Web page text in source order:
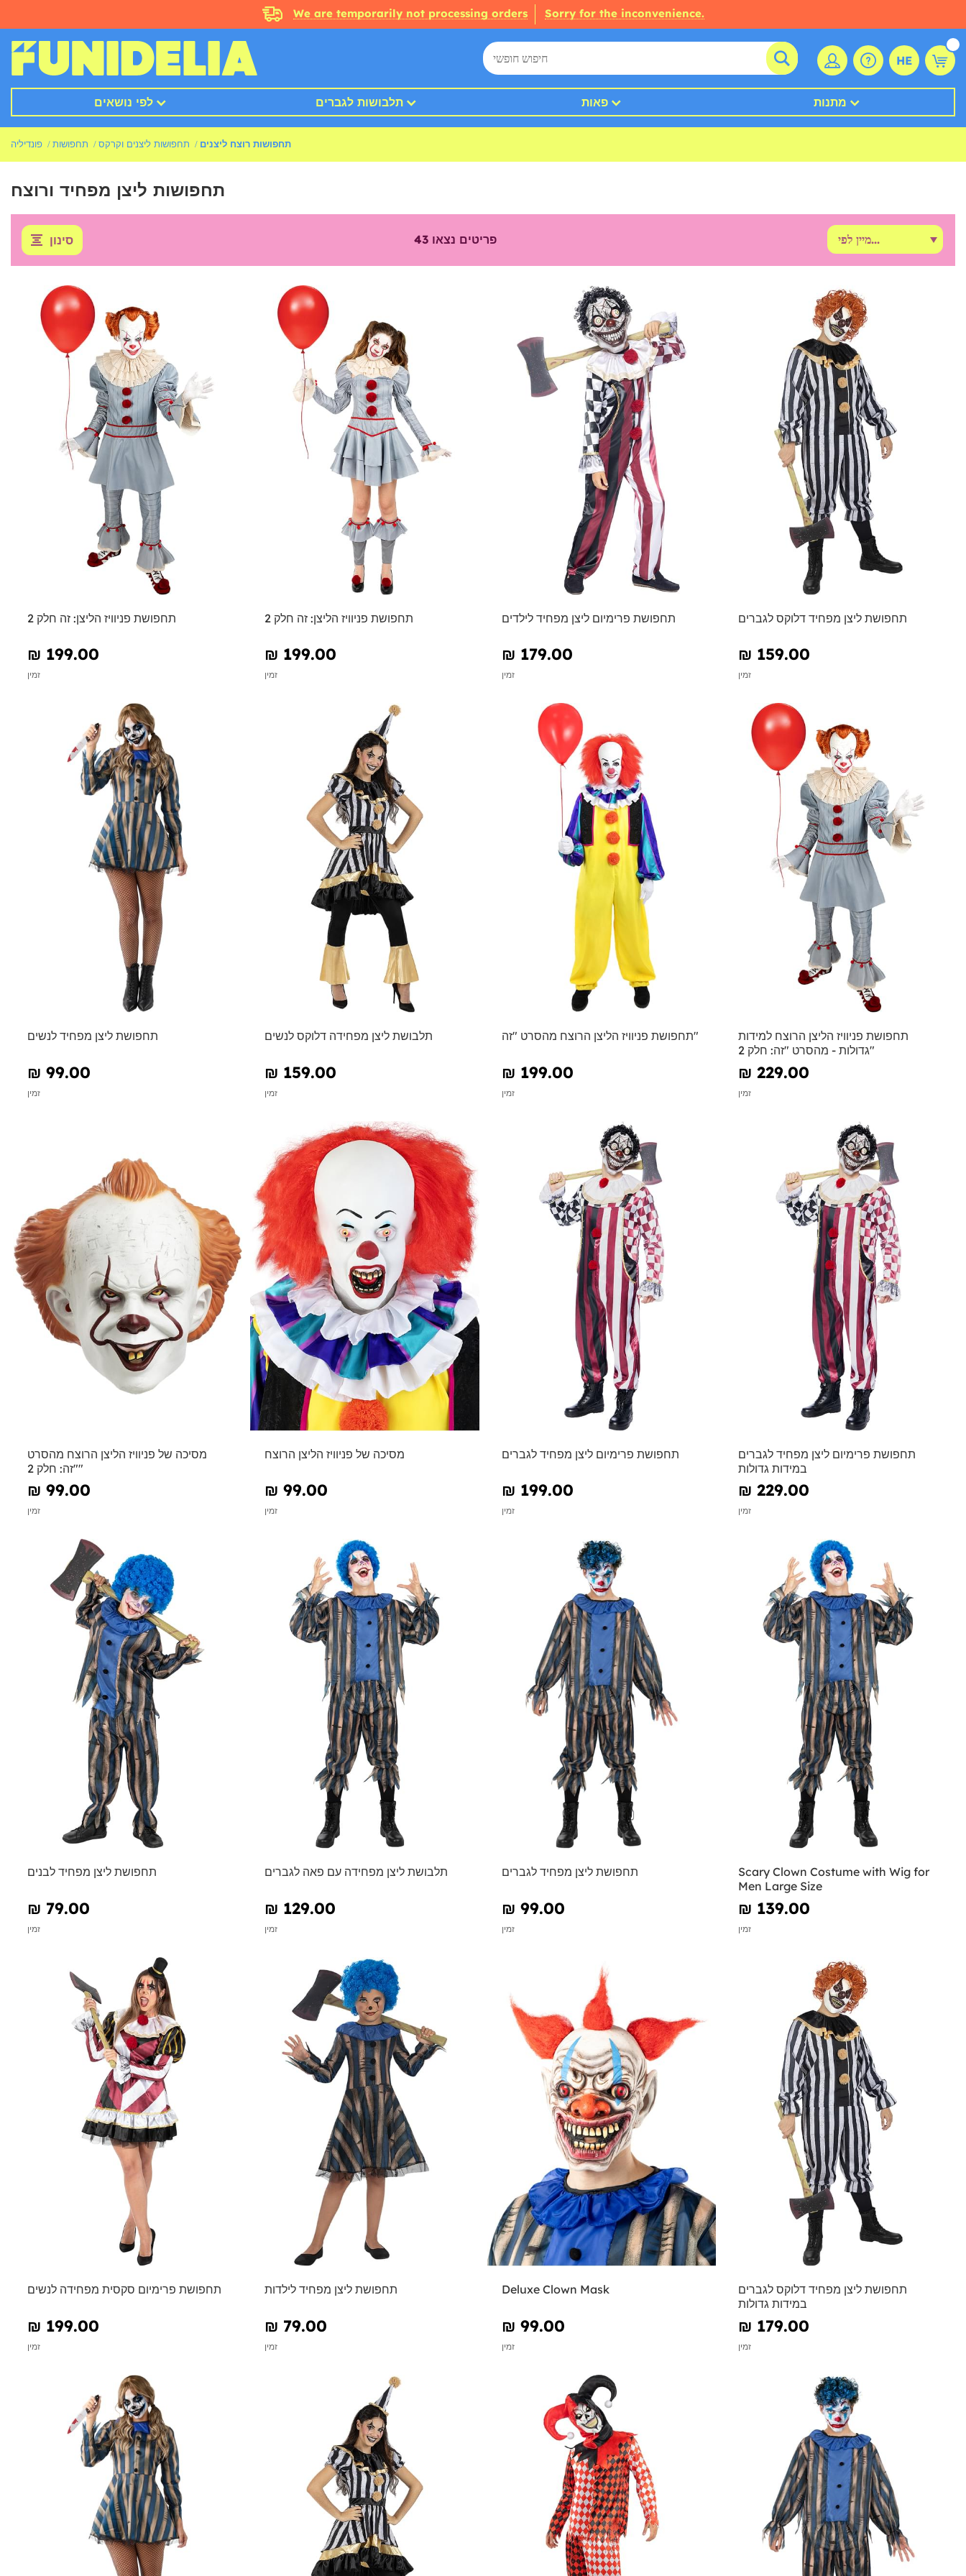
We are temporarily not processing orders Sorry for the inconvenience.
HE
לפי נושאים תלבושות לגברים פאות מתנות
פונדיליה תחפושות תחפושות ליצנים וקרקס תחפושות רוצח ליצנים
תחפושות ליצן מפחיד ורוצח
סינון 43 פריטים נצאו
תחפושת פניוויז הליצן: זה חלק 2
₪‎ 199.00
זמין
תחפושת פניוויז הליצן: זה חלק 2
₪‎ 199.00
זמין
תחפושת פרימיום ליצן מפחיד לילדים
₪‎ 179.00
זמין
תחפושת ליצן מפחיד דלוקס לגברים
₪‎ 159.00
זמין
תחפושת ליצן מפחיד לנשים
₪‎ 99.00
זמין
תלבושת ליצן מפחידה דלוקס לנשים
₪‎ 159.00
זמין
תחפושת פניוויז הליצן הרוצח מהסרט "זה"
₪‎ 199.00
זמין
תחפושת פניוויז הליצן הרוצח למידות
גדולות - מהסרט "זה: חלק 2"
₪‎ 229.00
זמין
מסיכה של פניוויז הליצן הרוצח מהסרט
"זה: חלק 2"
₪‎ 99.00
זמין
מסיכה של פניוויז הליצן הרוצח
₪‎ 99.00
זמין
תחפושת פרימיום ליצן מפחיד לגברים
₪‎ 199.00
זמין
תחפושת פרימיום ליצן מפחיד לגברים
במידות גדולות
₪‎ 229.00
זמין
תחפושת ליצן מפחיד לבנים
₪‎ 79.00
זמין
תלבושת ליצן מפחידה עם פאה לגברים
₪‎ 129.00
זמין
תחפושת ליצן מפחיד לגברים
₪‎ 99.00
זמין
Scary Clown Costume with Wig for
Men Large Size
₪‎ 139.00
זמין
תחפושת פרימיום סקסית מפחידה לנשים
₪‎ 199.00
זמין
תחפושת ליצן מפחיד לילדות
₪‎ 79.00
זמין
Deluxe Clown Mask
₪‎ 99.00
זמין
תחפושת ליצן מפחיד דלוקס לגברים
במידות גדולות
₪‎ 179.00
זמין